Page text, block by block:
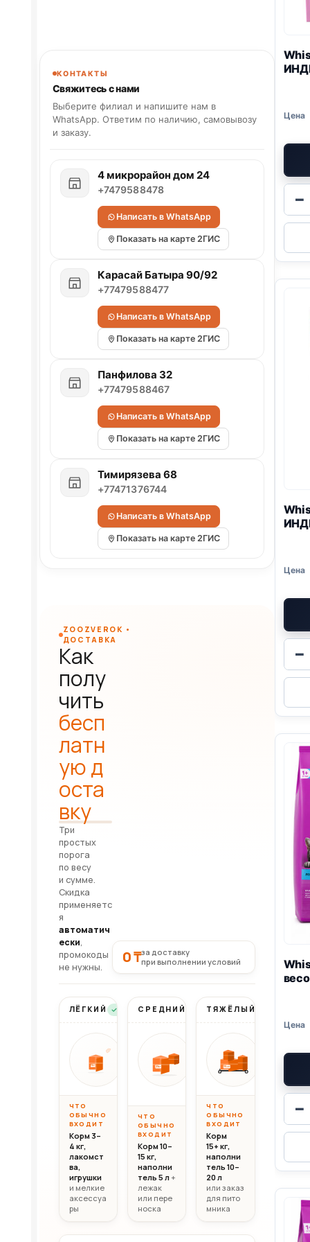
−
−
−
КОНТАКТЫ
Свяжитесь с нами
Выберите филиал и напишите нам в
WhatsApp. Ответим по наличию, самовывозу
и заказу.
4 микрорайон дом 24
+7479588478
Написать в WhatsApp
Показать на карте 2ГИС
Карасай Батыра 90/92
+77479588477
Написать в WhatsApp
Показать на карте 2ГИС
Панфилова 32
+77479588467
Написать в WhatsApp
Показать на карте 2ГИС
Тимирязева 68
+77471376744
Написать в WhatsApp
Показать на карте 2ГИС
ZOOZVEROK •
ДОСТАВКА
Как
полу
чить
бесп
латн
ую д
оста
вку
Три
простых
порога
по весу
и сумме.
Скидка
применяетс
я
автоматич
ески,
промокоды
не нужны.
0 ₸за доставку
при выполнении условий
ЛЁГКИЙ Бесплатно
10кг
Вес до 10 кг
10 000 ₸
ЧТО
ОБЫЧНО
ВХОДИТ
Корм 3–
4 кг,
лакомст
ва,
игрушки
и мелкие
аксессуа
ры
СРЕДНИЙ Бесплатно
20кг
Вес 10–20 кг
20 000 ₸
ЧТО
ОБЫЧНО
ВХОДИТ
Корм 10–
15 кг,
наполни
тель 5 л+
лежак
или пере
носка
ТЯЖЁЛЫЙ
30+кг
ЧТО
ОБЫЧНО
ВХОДИТ
Корм
15+ кг,
наполни
тель 10–
20 л
или заказ
для пито
мника